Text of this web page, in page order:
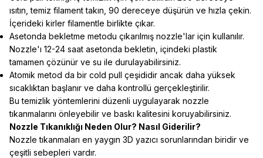
ısıtın, temiz filament takın, 90 dereceye düşürün ve hızla çekin.
İçerideki kirler filamentle birlikte çıkar.
Asetonda bekletme metodu çıkarılmış nozzle'lar için kullanılır.
Nozzle'ı 12-24 saat asetonda bekletin, içindeki plastik
tamamen çözünür ve su ile durulayabilirsiniz.
Atomik metod da bir cold pull çeşididir ancak daha yüksek
sıcaklıktan başlanır ve daha kontrollü gerçekleştirilir.
Bu temizlik yöntemlerini düzenli uygulayarak nozzle
tıkanmalarını önleyebilir ve baskı kalitesini koruyabilirsiniz.
Nozzle Tıkanıklığı Neden Olur? Nasıl Giderilir?
Nozzle tıkanmaları en yaygın 3D yazıcı sorunlarından biridir ve
çeşitli sebepleri vardır.